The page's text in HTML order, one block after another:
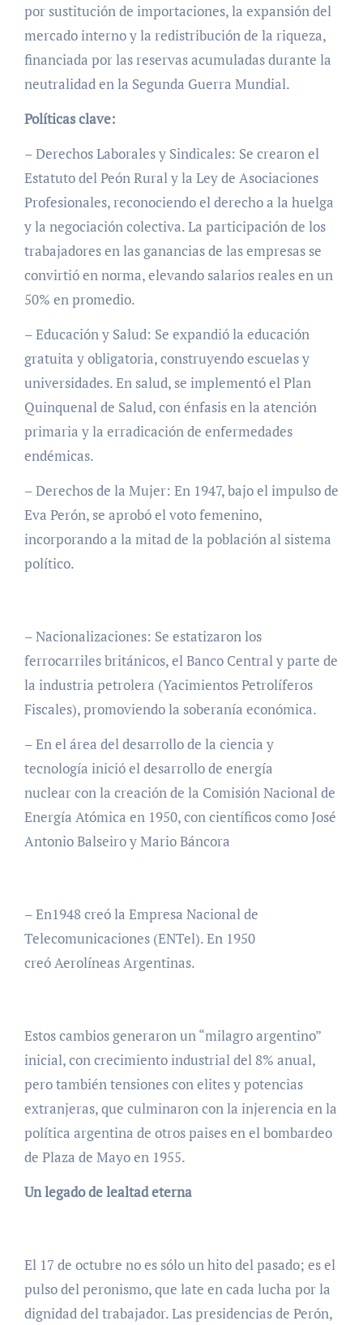
por sustitución de importaciones, la expansión del
mercado interno y la redistribución de la riqueza,
financiada por las reservas acumuladas durante la
neutralidad en la Segunda Guerra Mundial.
Políticas clave:
– Derechos Laborales y Sindicales: Se crearon el
Estatuto del Peón Rural y la Ley de Asociaciones
Profesionales, reconociendo el derecho a la huelga
y la negociación colectiva. La participación de los
trabajadores en las ganancias de las empresas se
convirtió en norma, elevando salarios reales en un
50% en promedio.
– Educación y Salud: Se expandió la educación
gratuita y obligatoria, construyendo escuelas y
universidades. En salud, se implementó el Plan
Quinquenal de Salud, con énfasis en la atención
primaria y la erradicación de enfermedades
endémicas.
– Derechos de la Mujer: En 1947, bajo el impulso de
Eva Perón, se aprobó el voto femenino,
incorporando a la mitad de la población al sistema
político.
– Nacionalizaciones: Se estatizaron los
ferrocarriles británicos, el Banco Central y parte de
la industria petrolera (Yacimientos Petrolíferos
Fiscales), promoviendo la soberanía económica.
– En el área del desarrollo de la ciencia y
tecnología inició el desarrollo de energía
nuclear con la creación de la Comisión Nacional de
Energía Atómica en 1950, con científicos como José
Antonio Balseiro y Mario Báncora
– En1948 creó la Empresa Nacional de
Telecomunicaciones (ENTel). En 1950
creó Aerolíneas Argentinas.
Estos cambios generaron un “milagro argentino”
inicial, con crecimiento industrial del 8% anual,
pero también tensiones con elites y potencias
extranjeras, que culminaron con la injerencia en la
política argentina de otros paises en el bombardeo
de Plaza de Mayo en 1955.
Un legado de lealtad eterna
El 17 de octubre no es sólo un hito del pasado; es el
pulso del peronismo, que late en cada lucha por la
dignidad del trabajador. Las presidencias de Perón,